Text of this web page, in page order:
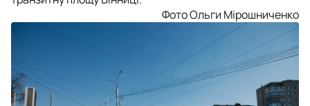
Фото Ольги Мірошниченко